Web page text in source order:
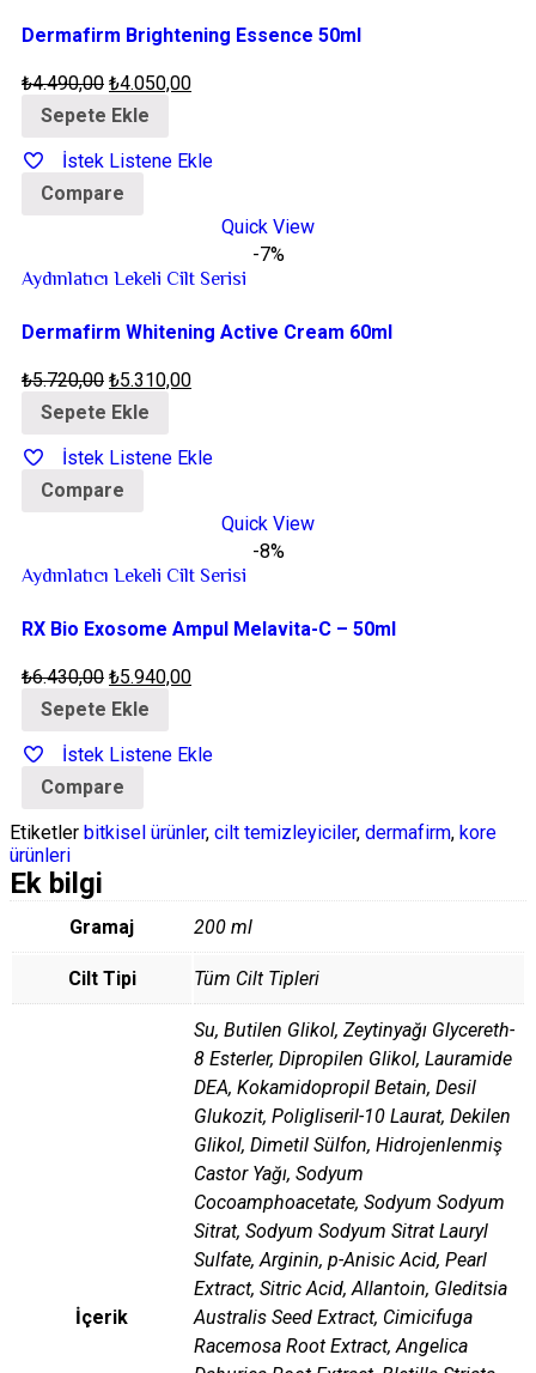
Dermafirm Brightening Essence 50ml
₺4.490,00 ₺4.050,00
Sepete Ekle
İstek Listene Ekle
Compare
Quick View
-7%
Aydınlatıcı Lekeli Cilt Serisi
Dermafirm Whitening Active Cream 60ml
₺5.720,00 ₺5.310,00
Sepete Ekle
İstek Listene Ekle
Compare
Quick View
-8%
Aydınlatıcı Lekeli Cilt Serisi
RX Bio Exosome Ampul Melavita-C – 50ml
₺6.430,00 ₺5.940,00
Sepete Ekle
İstek Listene Ekle
Compare
Etiketler bitkisel ürünler, cilt temizleyiciler, dermafirm, kore
ürünleri
Ek bilgi
Gramaj 200 ml
Cilt Tipi Tüm Cilt Tipleri
İçerik
Su, Butilen Glikol, Zeytinyağı Glycereth-
8 Esterler, Dipropilen Glikol, Lauramide
DEA, Kokamidopropil Betain, Desil
Glukozit, Poligliseril-10 Laurat, Dekilen
Glikol, Dimetil Sülfon, Hidrojenlenmiş
Castor Yağı, Sodyum
Cocoamphoacetate, Sodyum Sodyum
Sitrat, Sodyum Sodyum Sitrat Lauryl
Sulfate, Arginin, p-Anisic Acid, Pearl
Extract, Sitric Acid, Allantoin, Gleditsia
Australis Seed Extract, Cimicifuga
Racemosa Root Extract, Angelica